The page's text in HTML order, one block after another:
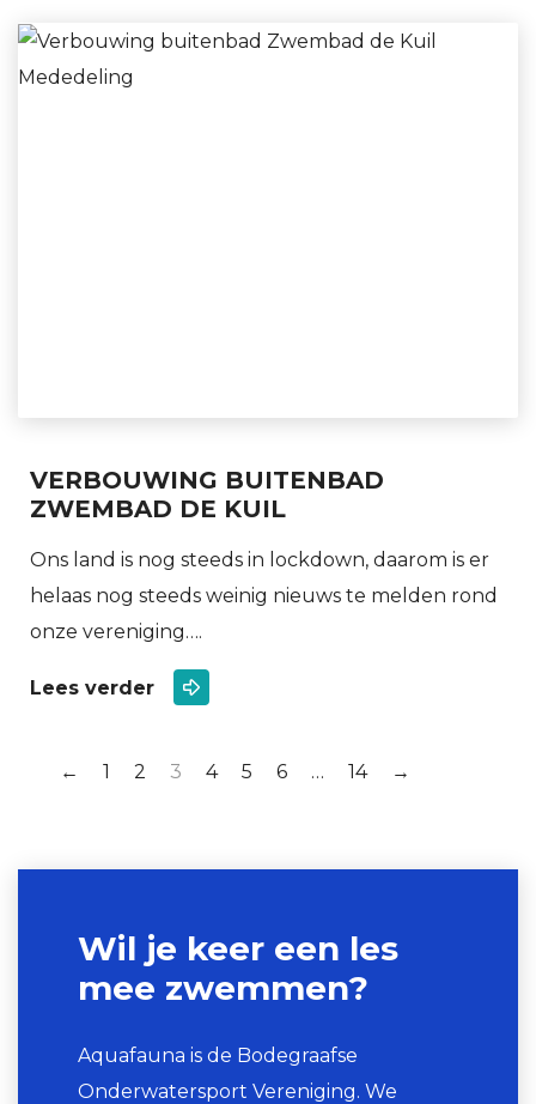
Mededeling
VERBOUWING BUITENBAD
ZWEMBAD DE KUIL
Ons land is nog steeds in lockdown, daarom is er
helaas nog steeds weinig nieuws te melden rond
onze vereniging….
Lees verder
← 1 2 3 4 5 6 … 14 →
Wil je keer een les
mee zwemmen?
Aquafauna is de Bodegraafse
Onderwatersport Vereniging. We